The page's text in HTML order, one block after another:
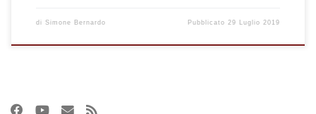
di Simone Bernardo Pubblicato29 Luglio 2019